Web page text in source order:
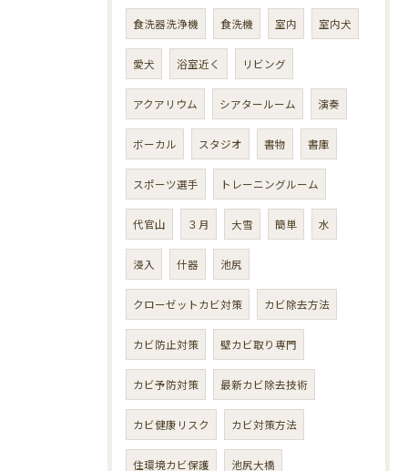
食洗器洗浄機 食洗機 室内 室内犬
愛犬 浴室近く リビング
アクアリウム シアタールーム 演奏
ボーカル スタジオ 書物 書庫
スポーツ選手 トレーニングルーム
代官山 ３月 大雪 簡単 水
浸入 什器 池尻
クローゼットカビ対策 カビ除去方法
カビ防止対策 壁カビ取り専門
カビ予防対策 最新カビ除去技術
カビ健康リスク カビ対策方法
住環境カビ保護 池尻大橋